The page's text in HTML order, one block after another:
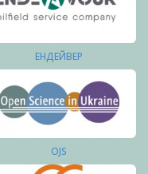
ЕНДЕЙВЕР
OJS